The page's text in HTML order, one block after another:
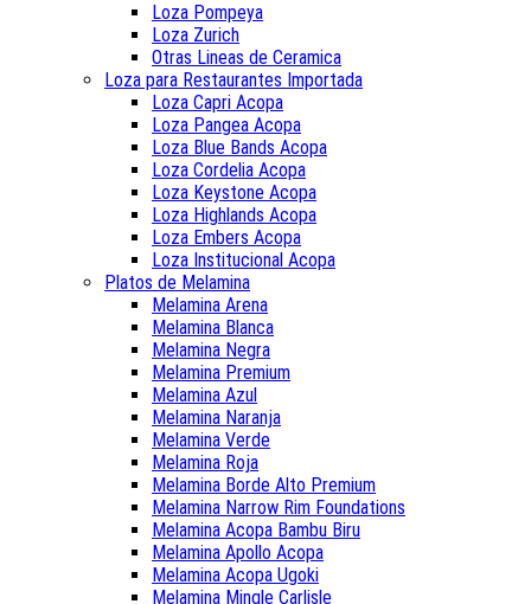
Loza Pompeya
Loza Zurich
Otras Lineas de Ceramica
Loza para Restaurantes Importada
Loza Capri Acopa
Loza Pangea Acopa
Loza Blue Bands Acopa
Loza Cordelia Acopa
Loza Keystone Acopa
Loza Highlands Acopa
Loza Embers Acopa
Loza Institucional Acopa
Platos de Melamina
Melamina Arena
Melamina Blanca
Melamina Negra
Melamina Premium
Melamina Azul
Melamina Naranja
Melamina Verde
Melamina Roja
Melamina Borde Alto Premium
Melamina Narrow Rim Foundations
Melamina Acopa Bambu Biru
Melamina Apollo Acopa
Melamina Acopa Ugoki
Melamina Mingle Carlisle